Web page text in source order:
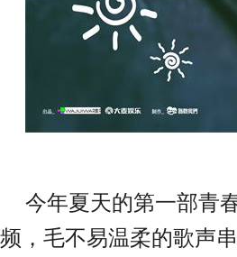
今年夏天的第一部青
频，毛不易温柔的歌声